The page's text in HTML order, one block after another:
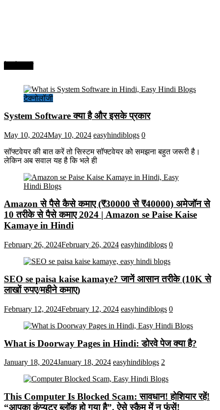
टेक्नोलॉजी
System Software क्या है और इसके प्रकार
May 10, 2024May 10, 2024 easyhindiblogs 0
सॉफ्टवेयर की बात करें तो सिस्टम सॉफ्टवेयर को समझना बहुत जरूरी है।
लेकिन अब सवाल यह है कि भले ही
Amazon से पैसे कैसे कमाए (₹30000 से ₹40000) अमेजॉन से
10 तरीके से पैसे कमाए 2024 | Amazon se Paise Kaise
Kamaye in Hindi
February 26, 2024February 26, 2024 easyhindiblogs 0
SEO se paisa kaise kamaye? जानें आसान तरीके (10K से
लाखों रुपए/महीने कमाए)
February 12, 2024February 12, 2024 easyhindiblogs 0
What is Doorway Pages in Hindi: डोरवे पेज क्या है?
January 18, 2024January 18, 2024 easyhindiblogs 2
This Computer Is Blocked Scam: सावधान! होशियार रहें!
“आपका कंप्यूटर ब्लॉक हो गया है”, ऐसे स्कैम में न फंसें!